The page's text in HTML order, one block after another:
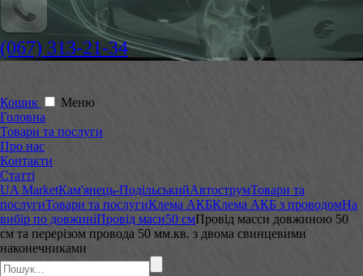
(067) 313-21-34
Кошик
Меню
Головна
Товари та послуги
Про нас
Контакти
Статті
UA MarketКам'янець-ПодільськийАвтострумТовари та
послугиТовари та послугиКлема АКБКлема АКБ з проводомНа
вибір по довжиніПровід маси50 смПровід масси довжиною 50
см та перерізом провода 50 мм.кв. з двома свинцевими
наконечниками